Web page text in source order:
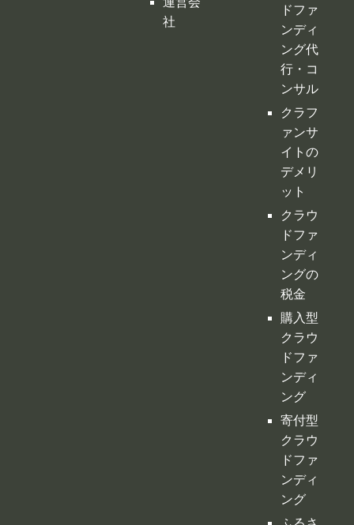
ング代
行・コ
ンサル
クラフ
ァンサ
イトの
デメリ
ット
クラウ
ドファ
ンディ
ングの
税金
購入型
クラウ
ドファ
ンディ
ング
寄付型
クラウ
ドファ
ンディ
ング
ふるさ
と納税
型クラ